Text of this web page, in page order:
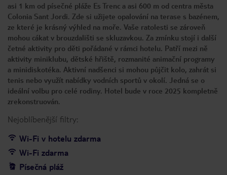
asi 1 km od písečné pláže Es Trenc a asi 600 m od centra města
Colonia Sant Jordi. Zde si užijete opalování na terase s bazénem,
ze které je krásný výhled na moře. Vaše ratolesti se zároveň
mohou cákat v brouzdališti se skluzavkou. Za zmínku stojí i další
četné aktivity pro děti pořádané v rámci hotelu. Patří mezi ně
aktivity miniklubu, dětské hřiště, rozmanité animační programy
a minidiskotéka. Aktivní nadšenci si mohou půjčit kolo, zahrát si
tenis nebo využít nabídky vodních sportů v okolí. Jedná se o
ideální volbu pro celé rodiny. Hotel bude v roce 2025 kompletně
zrekonstruován.
Nejoblíbenější filtry:
Wi-Fi v hotelu zdarma
Wi-Fi zdarma
Písečná pláž